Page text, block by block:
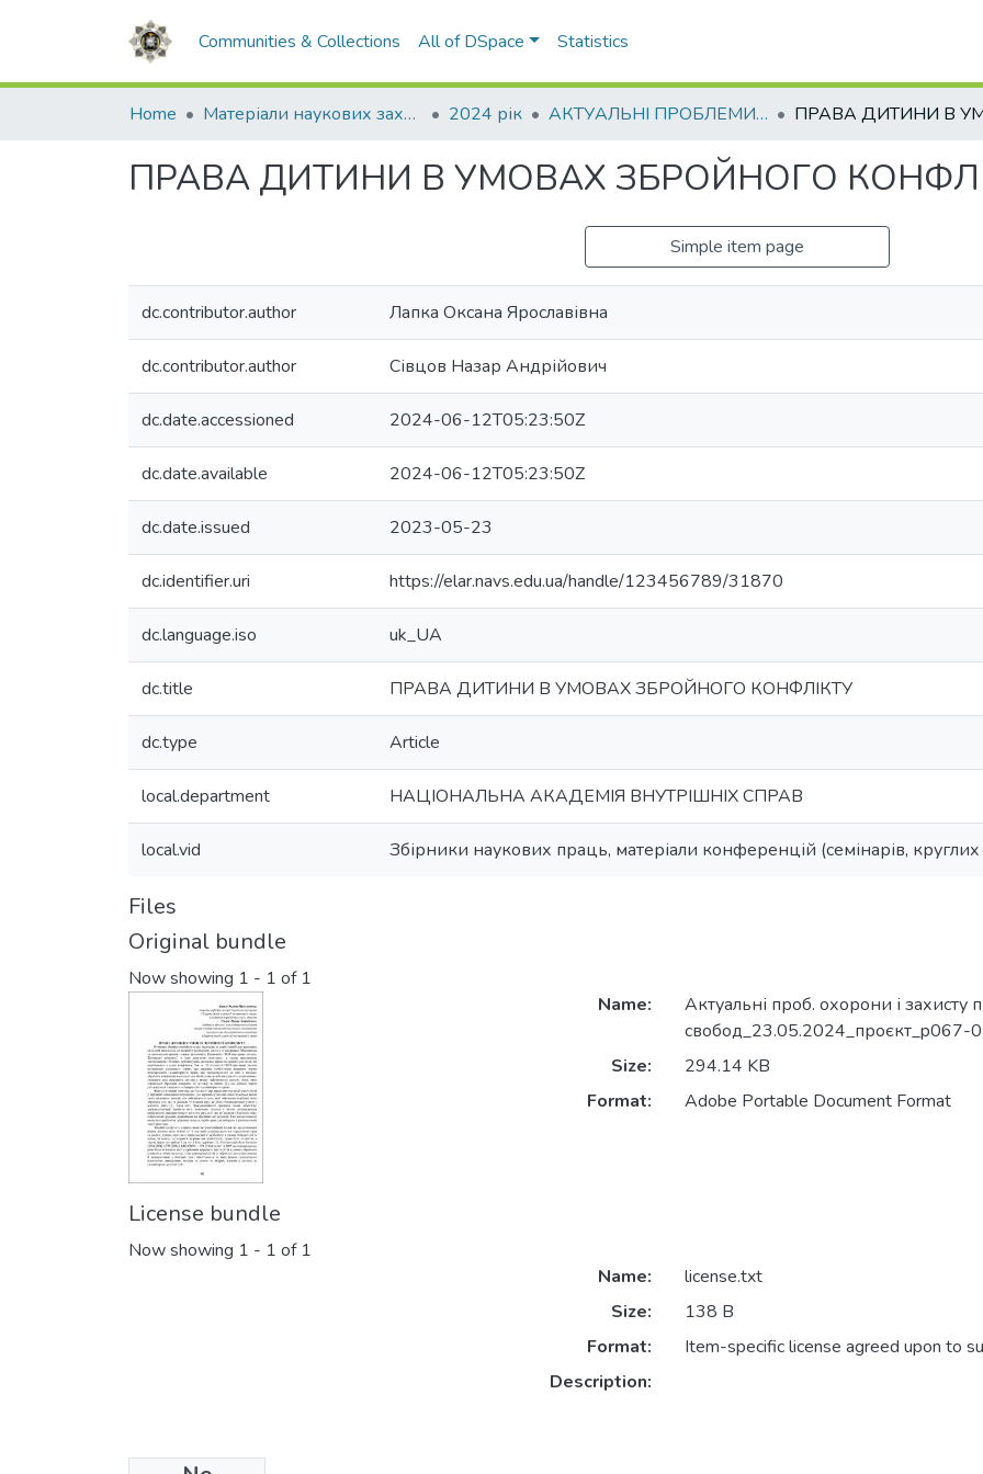
Communities & Collections All of DSpace Statistics
Home Матеріали наукових заходів 2024 рік АКТУАЛЬНІ ПРОБЛЕМИ ОХОРОНИ І ЗАХИСТУ ПРАВ ТА СВОБОД ЛЮДИНИ І ГРОМАДЯНИНА В УМОВАХ ВОЄННОГО СТАНУ ТА ПІСЛЯВОЄННИЙ ПЕРІОД
ПРАВА ДИТИНИ В УМОВАХ ЗБРОЙНОГО
Simple item page
dc.contributor.author Лапка Оксана Ярославівна
dc.contributor.author Сівцов Назар Андрійович
dc.date.accessioned 2024-06-12T05:23:50Z
dc.date.available 2024-06-12T05:23:50Z
dc.date.issued 2023-05-23
dc.identifier.uri https://elar.navs.edu.ua/handle/123456789/31870
dc.language.iso uk_UA
dc.title ПРАВА ДИТИНИ В УМОВАХ ЗБРОЙНОГО КОНФЛІКТУ
dc.type Article
local.department НАЦІОНАЛЬНА АКАДЕМІЯ ВНУТРІШНІХ СПРАВ
local.vid Збірники наукових праць, матеріали конференцій (семінарів, круглих
Files
Original bundle
Now showing 1 - 1 of 1
Name:
Актуальні проб. охорони і захисту
свобод_23.05.2024_проєкт_p067-
Size:
294.14 KB
Format:
Adobe Portable Document Format
License bundle
Now showing 1 - 1 of 1
Name:
license.txt
Size:
138 B
Format:
Item-specific license agreed upon to
Description: